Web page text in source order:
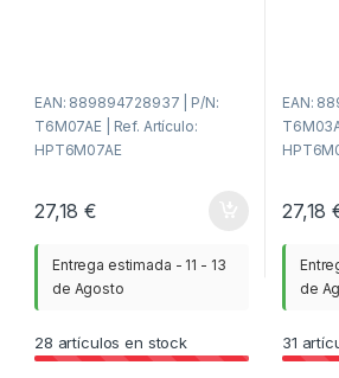
EAN: 889894728937 | P/N:
T6M07AE | Ref. Artículo:
HPT6M07AE
27,18€
Entrega estimada - 11 - 13
de Agosto
28 artículos en stock
EAN:
27,18
de
31